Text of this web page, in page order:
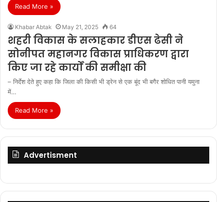
Read More »
Khabar Abtak May 21, 2025 64
शहरी विकास के सलाहकार डीएस ढेसी ने
सोनीपत महानगर विकास प्राधिकरण द्वारा
किए जा रहे कार्यों की समीक्षा की
– निर्देश देते हुए कहा कि जिला की किसी भी ड्रेन से एक बूंद भी बगैर शोधित पानी यमुना
में…
Read More »
Advertisment